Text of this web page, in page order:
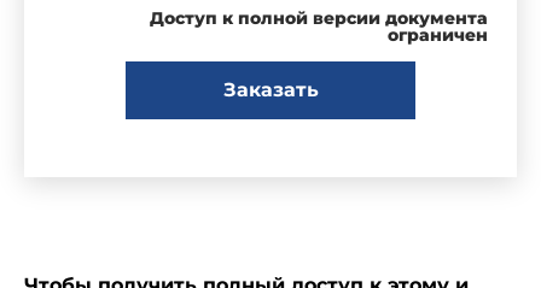
Доступ к полной версии документа
ограничен
Заказать